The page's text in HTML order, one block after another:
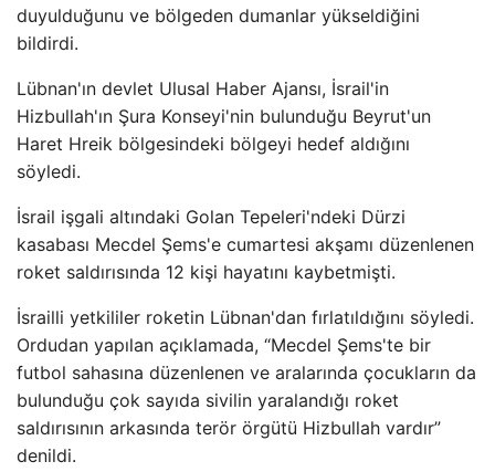
duyulduğunu ve bölgeden dumanlar yükseldiğini
bildirdi.
Lübnan'ın devlet Ulusal Haber Ajansı, İsrail'in
Hizbullah'ın Şura Konseyi'nin bulunduğu Beyrut'un
Haret Hreik bölgesindeki bölgeyi hedef aldığını
söyledi.
İsrail işgali altındaki Golan Tepeleri'ndeki Dürzi
kasabası Mecdel Şems'e cumartesi akşamı düzenlenen
roket saldırısında 12 kişi hayatını kaybetmişti.
İsrailli yetkililer roketin Lübnan'dan fırlatıldığını söyledi.
Ordudan yapılan açıklamada, “Mecdel Şems'te bir
futbol sahasına düzenlenen ve aralarında çocukların da
bulunduğu çok sayıda sivilin yaralandığı roket
saldırısının arkasında terör örgütü Hizbullah vardır”
denildi.